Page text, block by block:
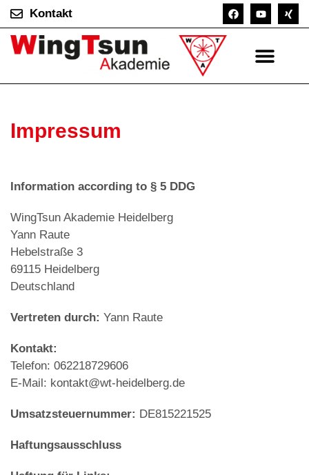
Kontakt
Impressum
Information according to § 5 DDG
WingTsun Akademie Heidelberg
Yann Raute
Hebelstraße 3
69115 Heidelberg
Deutschland
Vertreten durch: Yann Raute
Kontakt:
Telefon: 062218729606
E-Mail: kontakt@wt-heidelberg.de
Umsatzsteuernummer: DE815221525
Haftungsausschluss